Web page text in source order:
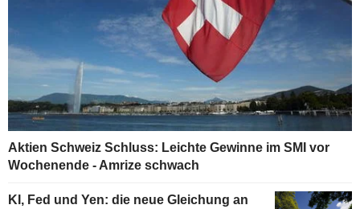
Aktien Schweiz Schluss: Leichte Gewinne im SMI vor
Wochenende - Amrize schwach
KI, Fed und Yen: die neue Gleichung an